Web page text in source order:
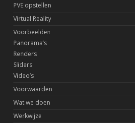
PVE opstellen
Virtual Reality
Voorbeelden
Panorama’s
Renders
Sliders
Video’s
Voorwaarden
Wat we doen
Werkwijze